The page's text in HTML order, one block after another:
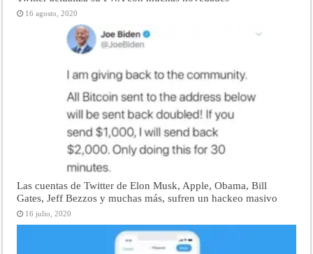
16 agosto, 2020
Las cuentas de Twitter de Elon Musk, Apple, Obama, Bill
Gates, Jeff Bezzos y muchas más, sufren un hackeo masivo
16 julio, 2020